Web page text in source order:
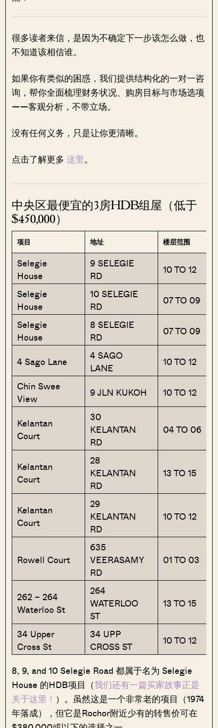
很多读者来信，是因为不确定下一步该怎么做，也
不知道该相信谁。
如果你有类似的困惑，我们提供结构化的一对一咨
询，帮你全面梳理财务状况、购房目标与市场选项
——客观分析，不带立场。
没有任何义务，只是让你更清晰。
点击了解更多这里。
中央区最便宜的3房HDB组屋（低于
$450,000）
项目 地址 楼层范围
Selegie
House
9 SELEGIE
RD
10 TO 12
Selegie
House
10 SELEGIE
RD
07 TO 09
Selegie
House
8 SELEGIE
RD
07 TO 09
4 Sago Lane
4 SAGO
LANE
10 TO 12
Chin Swee
View
9 JLN KUKOH 10 TO 12
Kelantan
Court
30
KELANTAN
RD
04 TO 06
Kelantan
Court
28
KELANTAN
RD
13 TO 15
Kelantan
Court
29
KELANTAN
RD
10 TO 12
Rowell Court
635
VEERASAMY
RD
01 TO 03
262 – 264
Waterloo St
264
WATERLOO
ST
13 TO 15
34 Upper
Cross St
34 UPP
CROSS ST
10 TO 12
8, 9, and 10 Selegie Road 都属于名为 Selegie
House 的HDB项目（我们还有一篇买家故事正是
关于这里！ ）。虽然这是一个非常老的项目（1974
年落成），但它是Rochor附近少有的转售价可在